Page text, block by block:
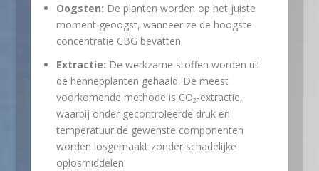
Oogsten: De planten worden op het juiste
moment geoogst, wanneer ze de hoogste
concentratie CBG bevatten.
Extractie: De werkzame stoffen worden uit
de hennepplanten gehaald. De meest
voorkomende methode is CO₂-extractie,
waarbij onder gecontroleerde druk en
temperatuur de gewenste componenten
worden losgemaakt zonder schadelijke
oplosmiddelen.